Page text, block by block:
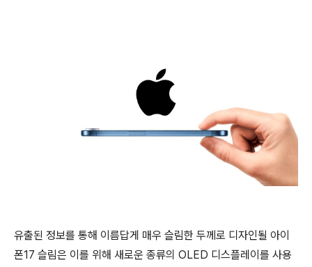
유출된 정보를 통해 이름답게 매우 슬림한 두께로 디자인될 아이
폰17 슬림은 이를 위해 새로운 종류의 OLED 디스플레이를 사용